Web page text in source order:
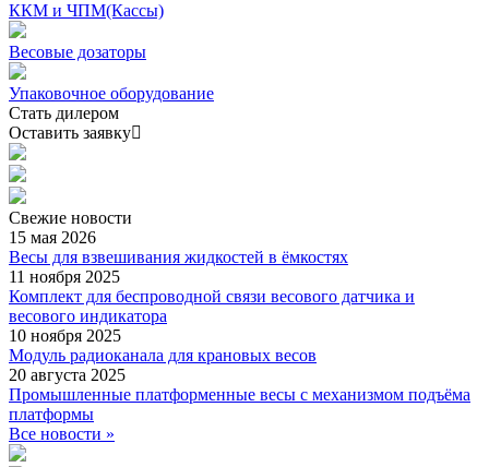
ККМ и ЧПМ(Кассы)
Весовые дозаторы
Упаковочное оборудование
Стать дилером
Оставить заявку
Свежие новости
15 мая 2026
Весы для взвешивания жидкостей в ёмкостях
11 ноября 2025
Комплект для беспроводной связи весового датчика и
весового индикатора
10 ноября 2025
Модуль радиоканала для крановых весов
20 августа 2025
Промышленные платформенные весы с механизмом подъёма
платформы
Все новости »